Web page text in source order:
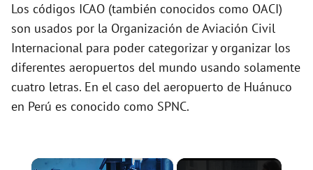
Los códigos ICAO (también conocidos como OACI)
son usados por la Organización de Aviación Civil
Internacional para poder categorizar y organizar los
diferentes aeropuertos del mundo usando solamente
cuatro letras. En el caso del aeropuerto de Huánuco
en Perú es conocido como SPNC.
×